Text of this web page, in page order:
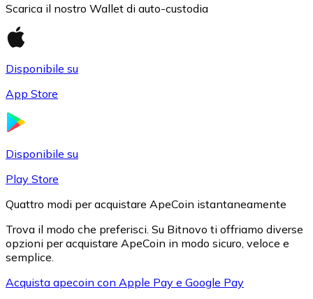
Scarica il nostro Wallet di auto-custodia
Disponibile su
App Store
Disponibile su
Play Store
Quattro modi per acquistare ApeCoin istantaneamente
Trova il modo che preferisci. Su Bitnovo ti offriamo diverse
opzioni per acquistare ApeCoin in modo sicuro, veloce e
semplice.
Acquista apecoin con Apple Pay e Google Pay